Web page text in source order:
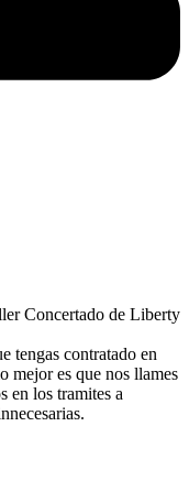
Concertado de Liberty
tengas contratado en
mejor es que nos llames
en los tramites a